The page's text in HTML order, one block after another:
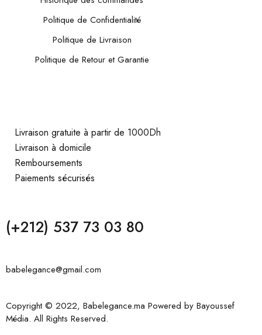
Politique de Confidentialité
Politique de Livraison
Politique de Retour et Garantie
Livraison gratuite à partir de 1000Dh
Livraison à domicile
Remboursements
Paiements sécurisés
(+212) 537 73 03 80
babelegance@gmail.com
Copyright © 2022, Babelegance.ma Powered by Bayoussef
Média. All Rights Reserved.